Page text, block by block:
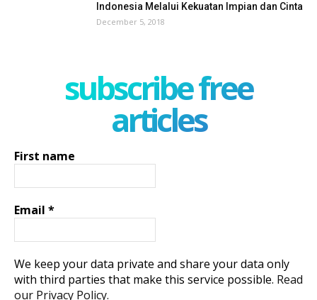
Indonesia Melalui Kekuatan Impian dan Cinta
December 5, 2018
subscribe free
articles
First name
Email *
We keep your data private and share your data only
with third parties that make this service possible. Read
our Privacy Policy.